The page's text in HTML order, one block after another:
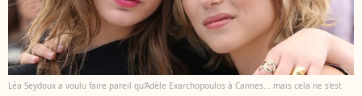
Léa Seydoux a voulu faire pareil qu'Adèle Exarchopoulos à Cannes... mais cela ne s'est